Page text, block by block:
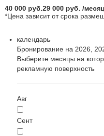
40 000 руб.29 000 руб. /
*Цена зависит от срока
календарь
Бронирование на 2026,
Выберите месяцы на
рекламную поверхность
Авг
Сент